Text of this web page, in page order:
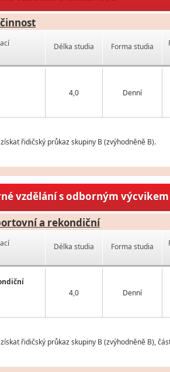
Délka studia Forma studia
4,0 Denní
řidičský průkaz skupiny B (zvýhodněně B).
vzdělání s odborným
a rekondiční
Délka studia Forma studia
4,0 Denní
řidičský průkaz skupiny B (zvýhodněně B),